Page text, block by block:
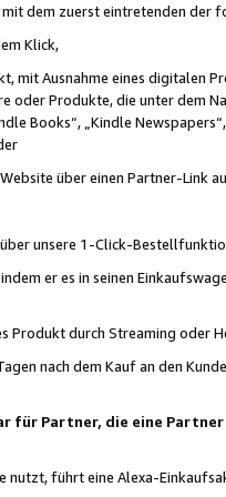
dem zuerst eintretenden der
Klick,
Ausnahme eines digitalen
Produkte, die unter dem
Books“, „Kindle
über einen Partner-Link
unsere 1-Click-
er es in seinen
Produkt durch Streaming oder
nach dem Kauf an den
für Partner, die eine
führt eine Alexa-